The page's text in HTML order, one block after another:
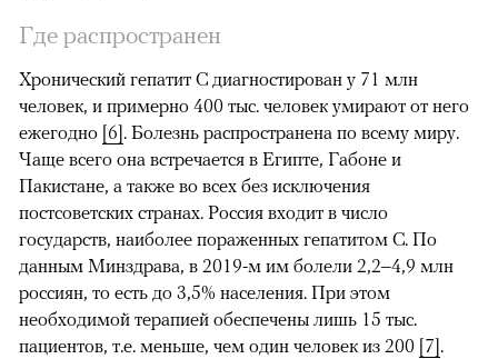
Где распространен
Хронический гепатит C диагностирован у 71 млн
человек, и примерно 400 тыс. человек умирают от него
ежегодно [6]. Болезнь распространена по всему миру.
Чаще всего она встречается в Египте, Габоне и
Пакистане, а также во всех без исключения
постсоветских странах. Россия входит в число
государств, наиболее пораженных гепатитом C. По
данным Минздрава, в 2019-м им болели 2,2–4,9 млн
россиян, то есть до 3,5% населения. При этом
необходимой терапией обеспечены лишь 15 тыс.
пациентов, т.е. меньше, чем один человек из 200 [7].